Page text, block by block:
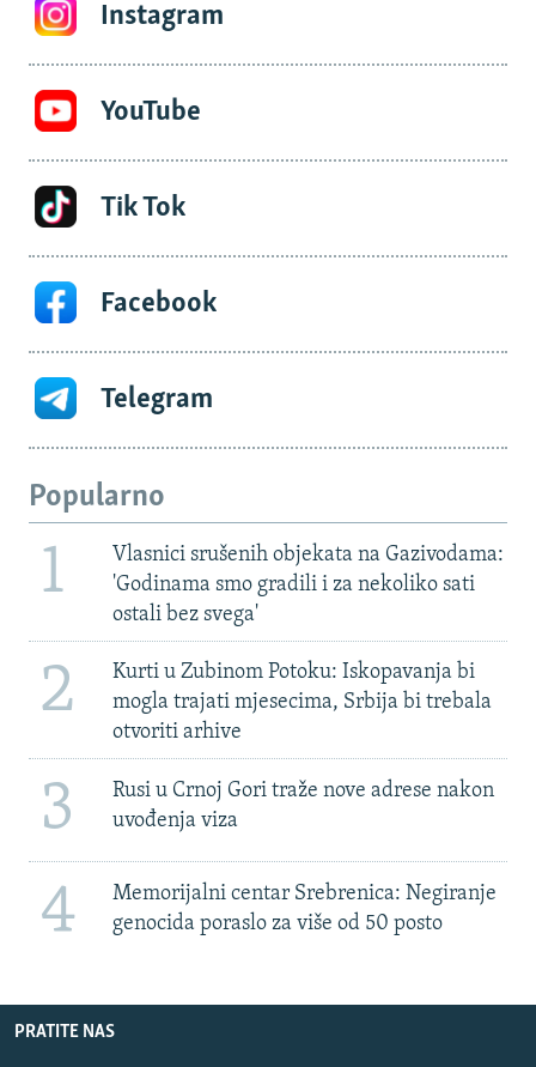
Instagram
YouTube
Tik Tok
Facebook
Telegram
Popularno
1
Vlasnici srušenih objekata na Gazivodama:
'Godinama smo gradili i za nekoliko sati
ostali bez svega'
2
Kurti u Zubinom Potoku: Iskopavanja bi
mogla trajati mjesecima, Srbija bi trebala
otvoriti arhive
3
Rusi u Crnoj Gori traže nove adrese nakon
uvođenja viza
4
Memorijalni centar Srebrenica: Negiranje
genocida poraslo za više od 50 posto
PRATITE NAS